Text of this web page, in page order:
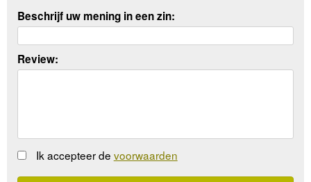
Beschrijf uw mening in een zin:
Review:
Ik accepteer de voorwaarden